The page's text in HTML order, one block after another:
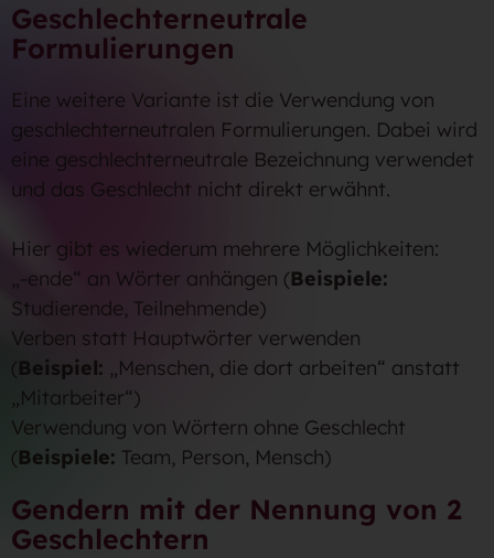
Geschlechterneutrale
Formulierungen
Eine weitere Variante ist die Verwendung von
geschlechterneutralen Formulierungen. Dabei wird
eine geschlechterneutrale Bezeichnung verwendet
und das Geschlecht nicht direkt erwähnt.
Hier gibt es wiederum mehrere Möglichkeiten:
„-ende“ an Wörter anhängen (Beispiele:
Studierende, Teilnehmende)
Verben statt Hauptwörter verwenden
(Beispiel: „Menschen, die dort arbeiten“ anstatt
„Mitarbeiter“)
Verwendung von Wörtern ohne Geschlecht
(Beispiele: Team, Person, Mensch)
Gendern mit der Nennung von 2
Geschlechtern